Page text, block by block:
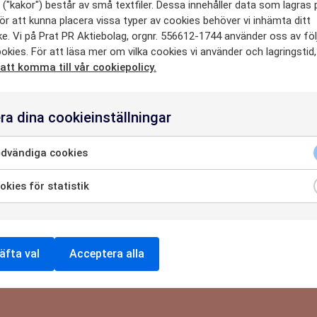
med stöd och handledning av kompetenta och härliga
består av små textfiler. Dessa innehåller data som lagras
att kunna placera vissa typer av cookies behöver vi inhämta ditt
Vi på Prat PR Aktiebolag, orgnr. 556612-1744 använder oss av
För att läsa mer om vilka cookies vi använder och lagringstid,
komma till vår cookiepolicy.
dina cookieinställningar
cookies
för statistik
val Acceptera alla